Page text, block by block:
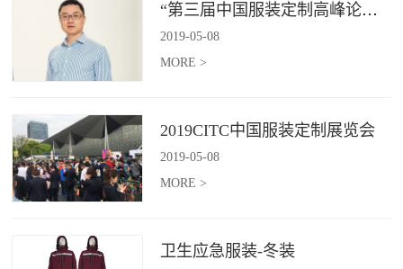
“第三届中国服装定制高峰论坛”即将启幕​！
2019-05-08
MORE >
2019CITC中国服装定制展览会
2019-05-08
MORE >
卫生应急服装-冬装